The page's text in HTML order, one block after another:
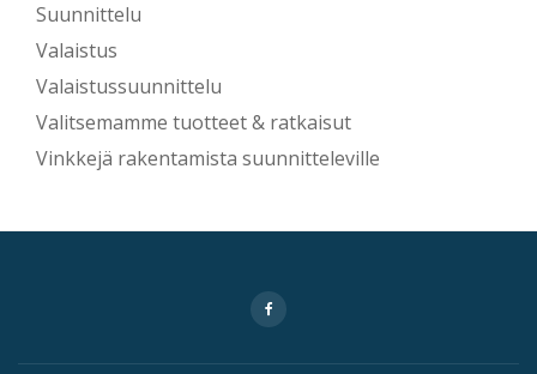
Suunnittelu
Valaistus
Valaistussuunnittelu
Valitsemamme tuotteet & ratkaisut
Vinkkejä rakentamista suunnitteleville
Menu
fa-
facebook